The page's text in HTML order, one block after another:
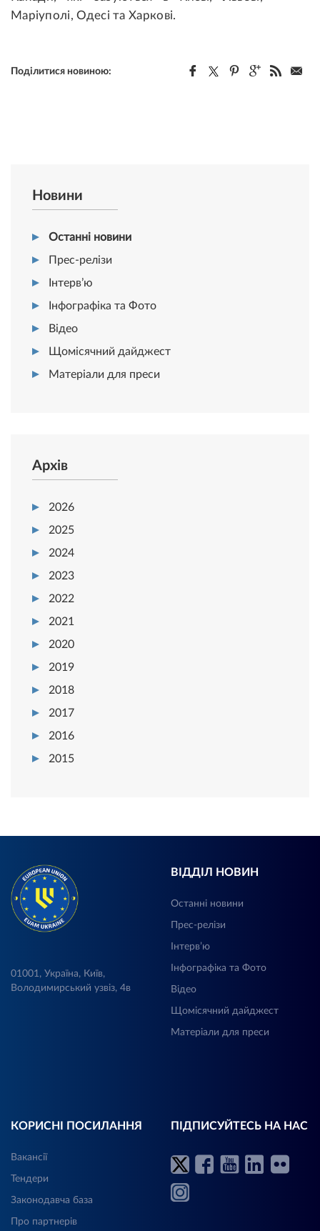
Маріуполі, Одесі та Харкові.
Поділитися новиною:
Новини
Останні новини
Прес-релізи
Інтерв’ю
Інфографіка та Фото
Відео
Щомісячний дайджест
Матеріали для преси
Архів
2026
2025
2024
2023
2022
2021
2020
2019
2018
2017
2016
2015
01001, Україна, Київ,
Володимирський узвіз, 4в
ВІДДІЛ НОВИН
Останні новини
Прес-релізи
Інтерв’ю
Інфографіка та Фото
Відео
Щомісячний дайджест
Матеріали для преси
КОРИСНІ ПОСИЛАННЯ
Вакансії
Тендери
Законодавча база
Про партнерів
ПІДПИСУЙТЕСЬ НА НАС